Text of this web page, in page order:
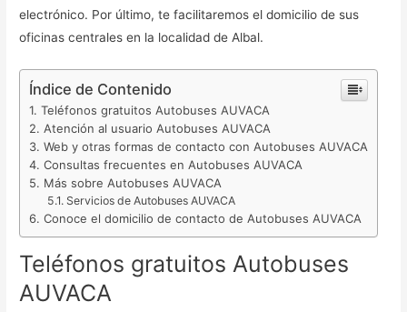
electrónico. Por último, te facilitaremos el domicilio de sus
oficinas centrales en la localidad de Albal.
Índice de Contenido
Teléfonos gratuitos Autobuses AUVACA
Atención al usuario Autobuses AUVACA
Web y otras formas de contacto con Autobuses AUVACA
Consultas frecuentes en Autobuses AUVACA
Más sobre Autobuses AUVACA
Servicios de Autobuses AUVACA
Conoce el domicilio de contacto de Autobuses AUVACA
Teléfonos gratuitos Autobuses
AUVACA